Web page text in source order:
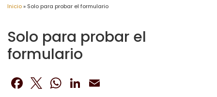
Inicio» Solo para probar el formulario
Solo para probar el
formulario
Facebook
Twitter
WhatsApp
LinkedIn